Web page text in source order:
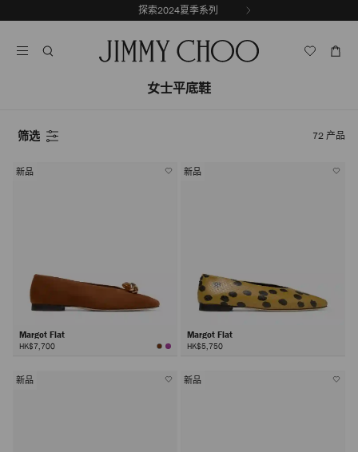
至前
张
探索2024夏季系列
女士平底鞋
筛选 72 产品
新品
Margot Flat
HK$7,700
新品
Margot Flat
HK$5,750
新品 新品